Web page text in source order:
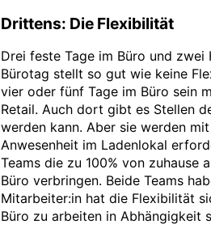
Drittens: Die Flexibilität
Drei feste Tage im Büro und
Bürotag stellt so gut wie keine
vier oder fünf Tage im Büro sein
Retail. Auch dort gibt es Stellen
werden kann. Aber sie werden
Anwesenheit im Ladenlokal
Teams die zu 100% von zuhause
Büro verbringen. Beide Teams
Mitarbeiter:in hat die Flexibilität
Büro zu arbeiten in Abhängigkeit